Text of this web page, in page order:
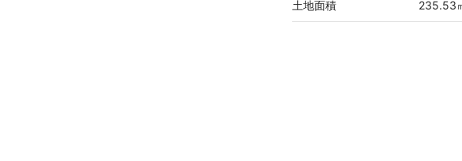
土地面積 235.53